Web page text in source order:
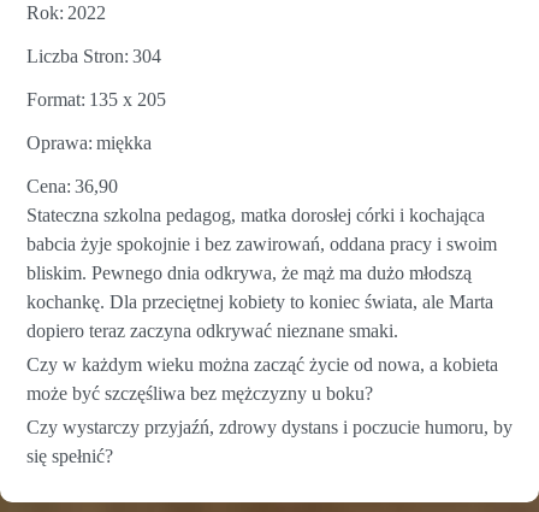
Rok 2022
Liczba Stron 304
Format 135 x 205
Oprawa miękka
Cena 36,90
Stateczna szkolna pedagog, matka dorosłej córki i kochająca
babcia żyje spokojnie i bez zawirowań, oddana pracy i swoim
bliskim. Pewnego dnia odkrywa, że mąż ma dużo młodszą
kochankę. Dla przeciętnej kobiety to koniec świata, ale Marta
dopiero teraz zaczyna odkrywać nieznane smaki.
Czy w każdym wieku można zacząć życie od nowa, a kobieta
może być szczęśliwa bez mężczyzny u boku?
Czy wystarczy przyjaźń, zdrowy dystans i poczucie humoru, by
się spełnić?